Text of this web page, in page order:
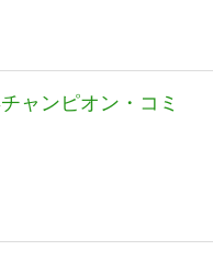
ャンピオン・コミ